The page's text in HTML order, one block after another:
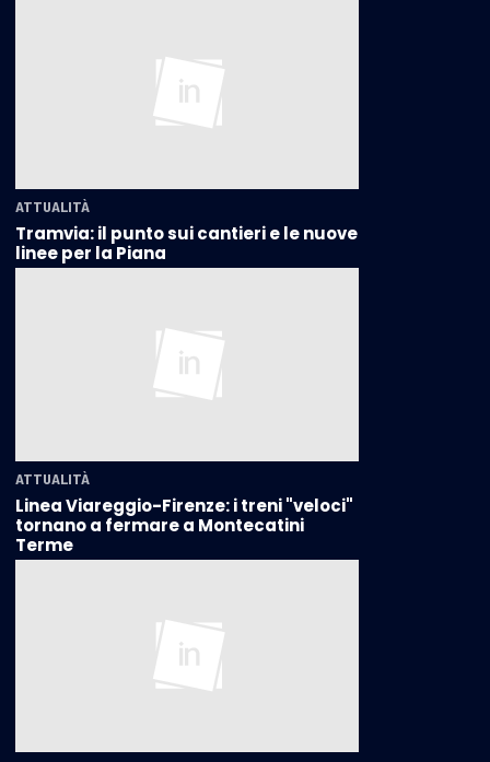
ATTUALITÀ
Tramvia: il punto sui cantieri e le nuove
linee per la Piana
ATTUALITÀ
Linea Viareggio-Firenze: i treni "veloci"
tornano a fermare a Montecatini
Terme